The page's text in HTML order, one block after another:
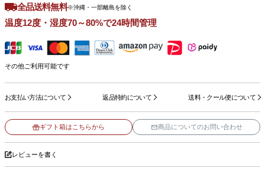
全品送料無料※沖縄・一部離島を除く
温度12度・湿度70～80%で24時間管理
その他ご利用可能です
お支払い方法について 返品特約について 送料・クール便について
ギフト箱はこちらから 商品についてのお問い合わせ
レビューを書く